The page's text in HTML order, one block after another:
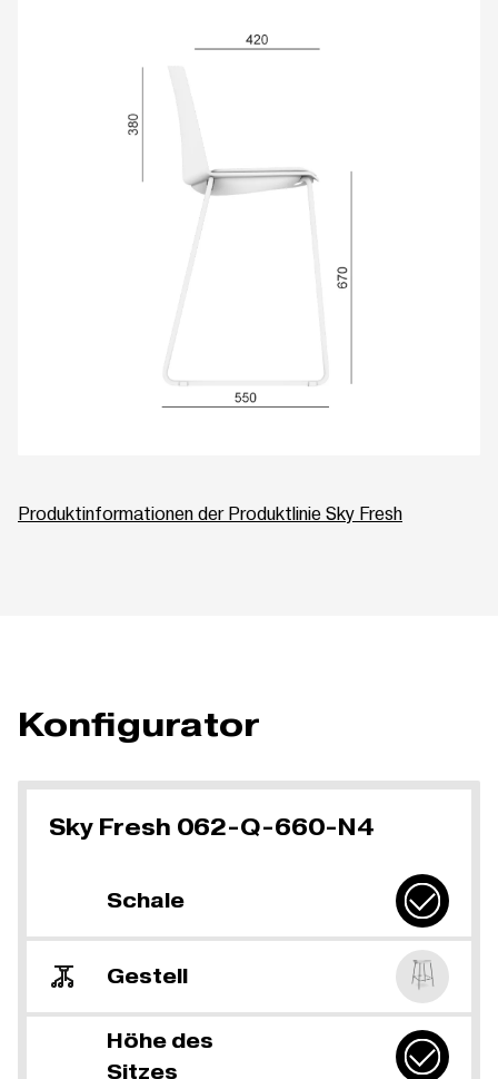
Produktinformationen der Produktlinie Sky Fresh
Konfigurator
Sky Fresh 062-Q-660-N4
Schale
Gestell
Höhe des
Sitzes